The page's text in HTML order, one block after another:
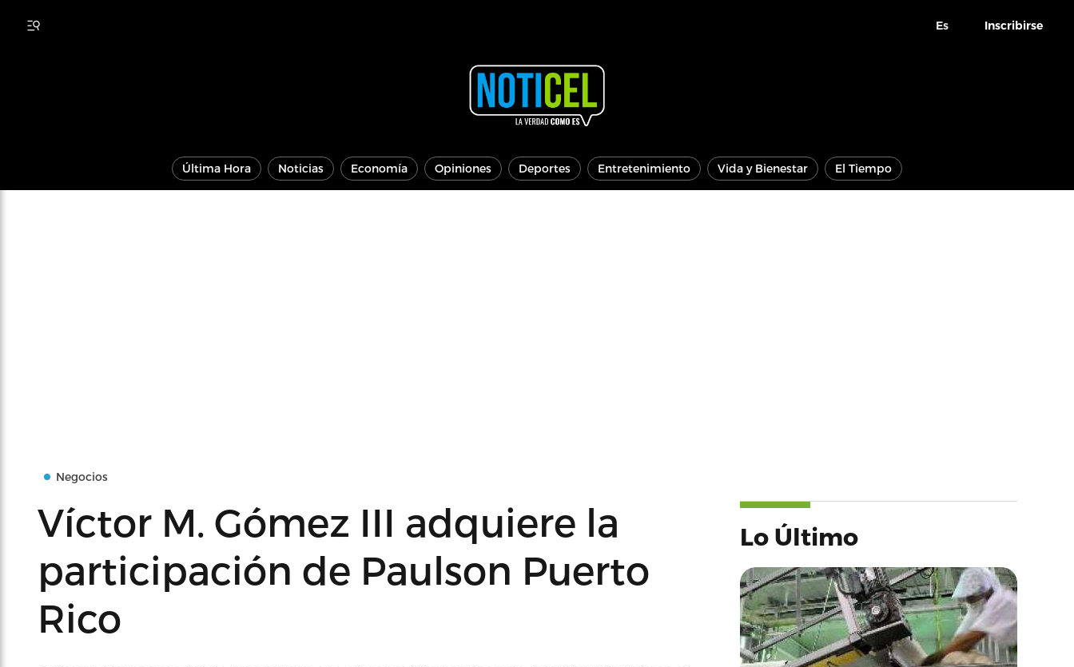
Es Inscribirse
Última Hora Noticias Economía Opiniones Deportes Entretenimiento Vida y Bienestar El Tiempo
Negocios
Víctor M. Gómez III adquiere la
participación de Paulson Puerto
Rico
Lo Último